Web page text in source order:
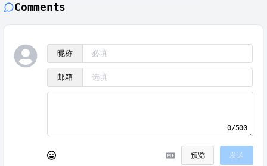
Comments
昵称
邮箱
0/500
预览 发送